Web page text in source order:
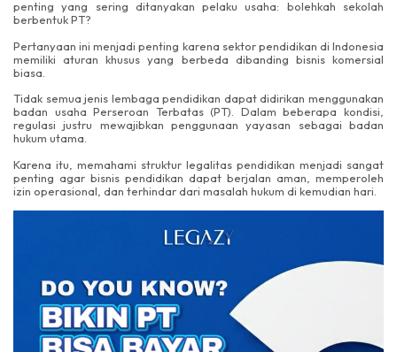
penting yang sering ditanyakan pelaku usaha: bolehkah sekolah
berbentuk PT?
Pertanyaan ini menjadi penting karena sektor pendidikan di Indonesia
memiliki aturan khusus yang berbeda dibanding bisnis komersial
biasa.
Tidak semua jenis lembaga pendidikan dapat didirikan menggunakan
badan usaha Perseroan Terbatas (PT). Dalam beberapa kondisi,
regulasi justru mewajibkan penggunaan yayasan sebagai badan
hukum utama.
Karena itu, memahami struktur legalitas pendidikan menjadi sangat
penting agar bisnis pendidikan dapat berjalan aman, memperoleh
izin operasional, dan terhindar dari masalah hukum di kemudian hari.